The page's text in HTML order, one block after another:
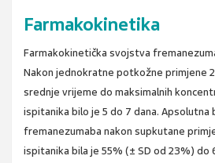
Farmakokinetika
Farmakokinetička svojstva
Nakon jednokratne potkožne primjene
srednje vrijeme do maksimalnih
ispitanika bilo je 5 do 7 dana.
fremanezumaba nakon supkutane
ispitanika bila je 55% (± SD od 23%) do